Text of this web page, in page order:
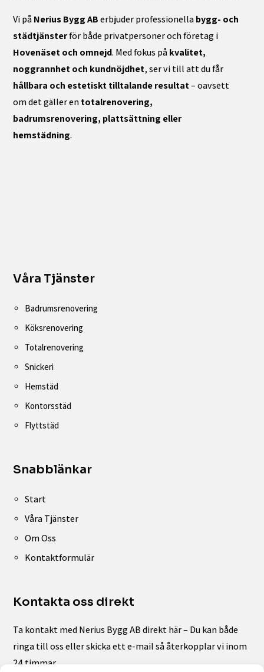
Vi påNerius Bygg ABerbjuder professionellabygg- och
städtjänsterför både privatpersoner och företag i
Hovenäset och omnejd. Med fokus påkvalitet,
noggrannhet och kundnöjdhet, ser vi till att du får
hållbara och estetiskt tilltalande resultat– oavsett
om det gäller entotalrenovering,
badrumsrenovering, plattsättning eller
hemstädning.
Våra Tjänster
Badrumsrenovering
Köksrenovering
Totalrenovering
Snickeri
Hemstäd
Kontorsstäd
Flyttstäd
Snabblänkar
Start
Våra Tjänster
Om Oss
Kontaktformulär
Kontakta oss direkt
Ta kontakt med Nerius Bygg AB direkt här – Du kan både
ringa till oss eller skicka ett e-mail så återkopplar vi inom
24 timmar.